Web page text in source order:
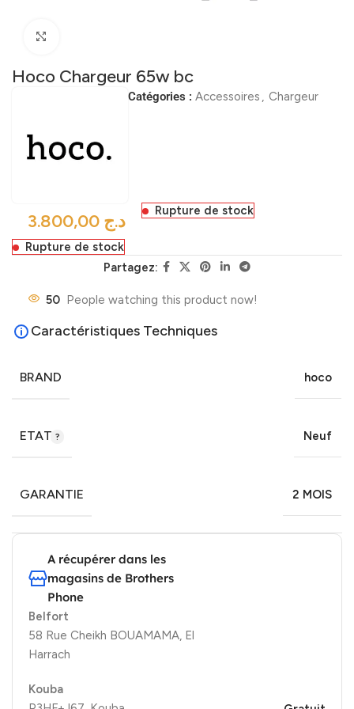
Hoco Chargeur 65w bc
Catégories : Accessoires , Chargeur
د.ج Rupture de stock
Rupture de stock
Partagez:
50 People watching this product now!
Caractéristiques Techniques
BRAND hoco
ETAT Neuf
GARANTIE 2 MOIS
A récupérer dans les
magasins de Brothers
Phone
Belfort
58 Rue Cheikh BOUAMAMA, El
Harrach
Kouba